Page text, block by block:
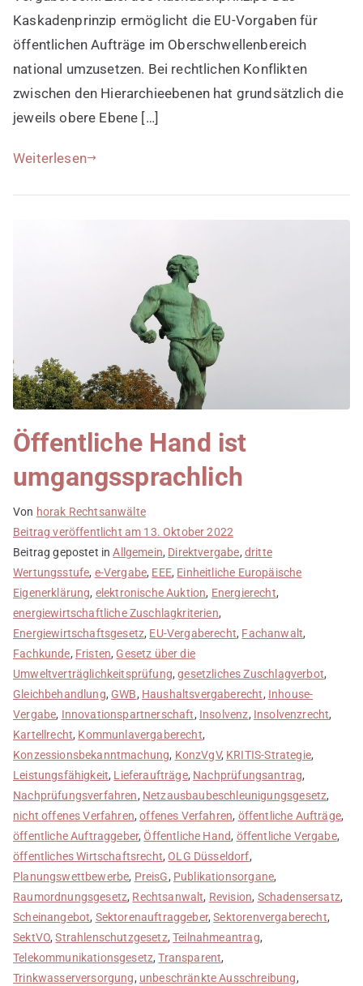
Kaskadenprinzip ermöglicht die EU-Vorgaben für
öffentlichen Aufträge im Oberschwellenbereich
national umzusetzen. Bei rechtlichen Konflikten
zwischen den Hierarchieebenen hat grundsätzlich die
jeweils obere Ebene […]
Weiterlesen
Öffentliche Hand ist
umgangssprachlich
Von horak Rechtsanwälte
Beitrag veröffentlicht am 13. Oktober 2022
Beitrag gepostet inAllgemein, Direktvergabe, dritte
Wertungsstufe, e-Vergabe, EEE, Einheitliche Europäische
Eigenerklärung, elektronische Auktion, Energierecht,
energiewirtschaftliche Zuschlagkriterien,
Energiewirtschaftsgesetz, EU-Vergaberecht, Fachanwalt,
Fachkunde, Fristen, Gesetz über die
Umweltverträglichkeitsprüfung,gesetzliches Zuschlagverbot,
Gleichbehandlung, GWB, Haushaltsvergaberecht, Inhouse-
Vergabe, Innovationspartnerschaft, Insolvenz, Insolvenzrecht,
Kartellrecht, Kommunlavergaberecht,
Konzessionsbekanntmachung, KonzVgV, KRITIS-Strategie,
Leistungsfähigkeit, Lieferaufträge, Nachprüfungsantrag,
Nachprüfungsverfahren, Netzausbaubeschleunigungsgesetz,
nicht offenes Verfahren,offenes Verfahren, öffentliche Aufträge,
öffentliche Auftraggeber,Öffentliche Hand, öffentliche Vergabe,
öffentliches Wirtschaftsrecht,OLG Düsseldorf,
Planungswettbewerbe, PreisG, Publikationsorgane,
Raumordnungsgesetz, Rechtsanwalt, Revision, Schadensersatz,
Scheinangebot, Sektorenauftraggeber,Sektorenvergaberecht,
SektVO,Strahlenschutzgesetz,Teilnahmeantrag,
Telekommunikationsgesetz,Transparent,
Trinkwasserversorgung, unbeschränkte Ausschreibung,